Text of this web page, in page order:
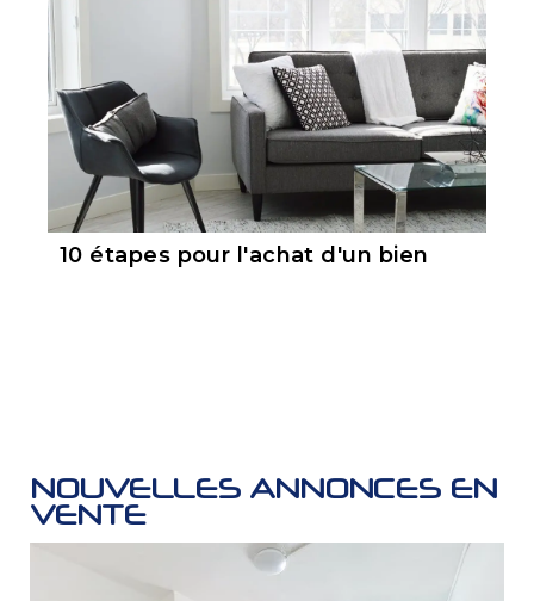
10 étapes pour l'achat d'un bien
NOUVELLES ANNONCES EN
VENTE